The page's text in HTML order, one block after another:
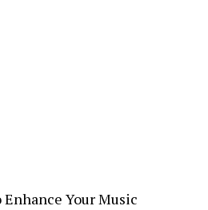
Your Music